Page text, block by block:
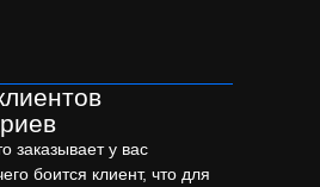
заказывает у вас
боится клиент, что для